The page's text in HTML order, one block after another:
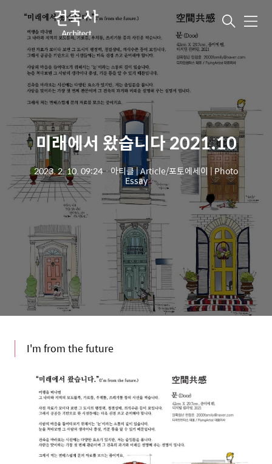
메
미래에서 왔습니다 2021.10
2023. 2. 10. 09:24ㆍ아티클 | Article/포토에세이 | Photo
Essay
I'm from the future